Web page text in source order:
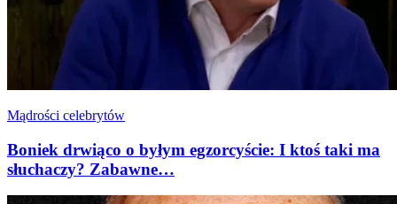
Mądrości celebrytów
Boniek drwiąco o byłym egzorcyście: I ktoś taki ma
słuchaczy? Zabawne…